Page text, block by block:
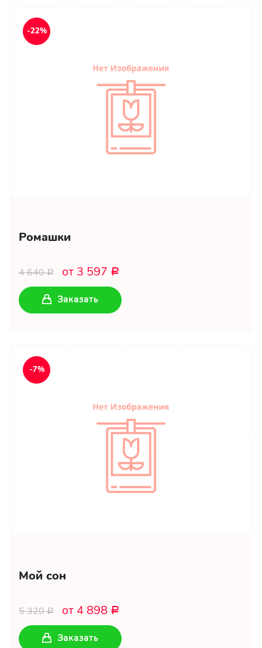
-22%
Ромашки
4 640Р от 3 597 Р
Заказать
-7%
Мой сон
5 320Р от 4 898 Р
Заказать